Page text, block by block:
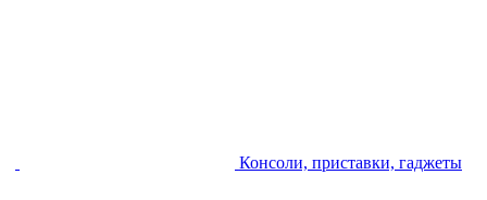
Консоли, приставки, гаджеты